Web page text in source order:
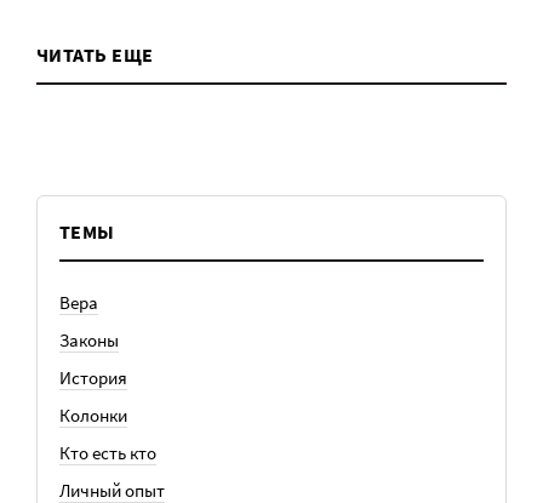
ЧИТАТЬ ЕЩЕ
ТЕМЫ
Вера
Законы
История
Колонки
Кто есть кто
Личный опыт